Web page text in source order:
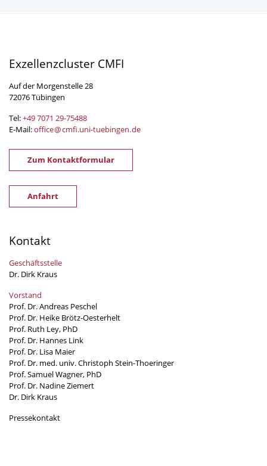
Exzellenzcluster CMFI
Auf der Morgenstelle 28
72076 Tübingen
Tel:+49 7071 29-75488
E-Mail:office@cmfi.uni-tuebingen.de
Zum Kontaktformular
Anfahrt
Kontakt
Geschäftsstelle
Dr. Dirk Kraus
Vorstand
Prof. Dr. Andreas Peschel
Prof. Dr. Heike Brötz-Oesterhelt
Prof. Ruth Ley, PhD
Prof. Dr. Hannes Link
Prof. Dr. Lisa Maier
Prof. Dr. med. univ. Christoph Stein-Thoeringer
Prof. Samuel Wagner, PhD
Prof. Dr. Nadine Ziemert
Dr. Dirk Kraus
Pressekontakt